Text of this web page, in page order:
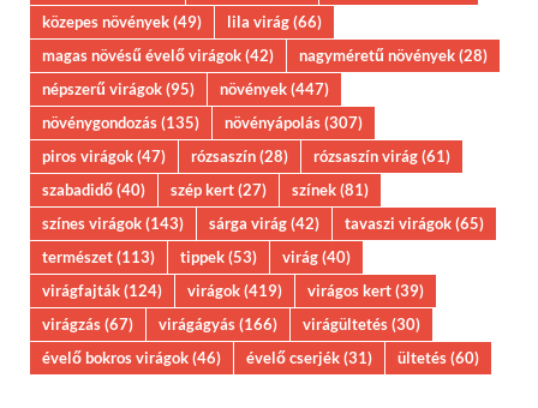
közepes növények(49) lila virág(66)
magas növésű évelő virágok(42) nagyméretű növények(28)
népszerű virágok(95) növények(447)
növénygondozás(135) növényápolás(307)
piros virágok(47) rózsaszín(28) rózsaszín virág(61)
szabadidő(40) szép kert(27) színek(81)
színes virágok(143) sárga virág(42) tavaszi virágok(65)
természet(113) tippek(53) virág(40)
virágfajták(124) virágok(419) virágos kert(39)
virágzás(67) virágágyás(166) virágültetés(30)
évelő bokros virágok(46) évelő cserjék(31) ültetés(60)